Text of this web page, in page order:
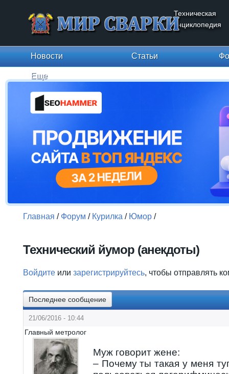
Техническая
энциклопедия
Новости Статьи
Еще
Главная / Форум / Курилка / Юмор /
Технический йумор (анекдоты)
Войдите или зарегистрируйтесь, чтобы отправлять
Последнее сообщение
21/06/2016 - 10:44
Главный метролог
Муж говорит жене:
– Почему ты такая у меня